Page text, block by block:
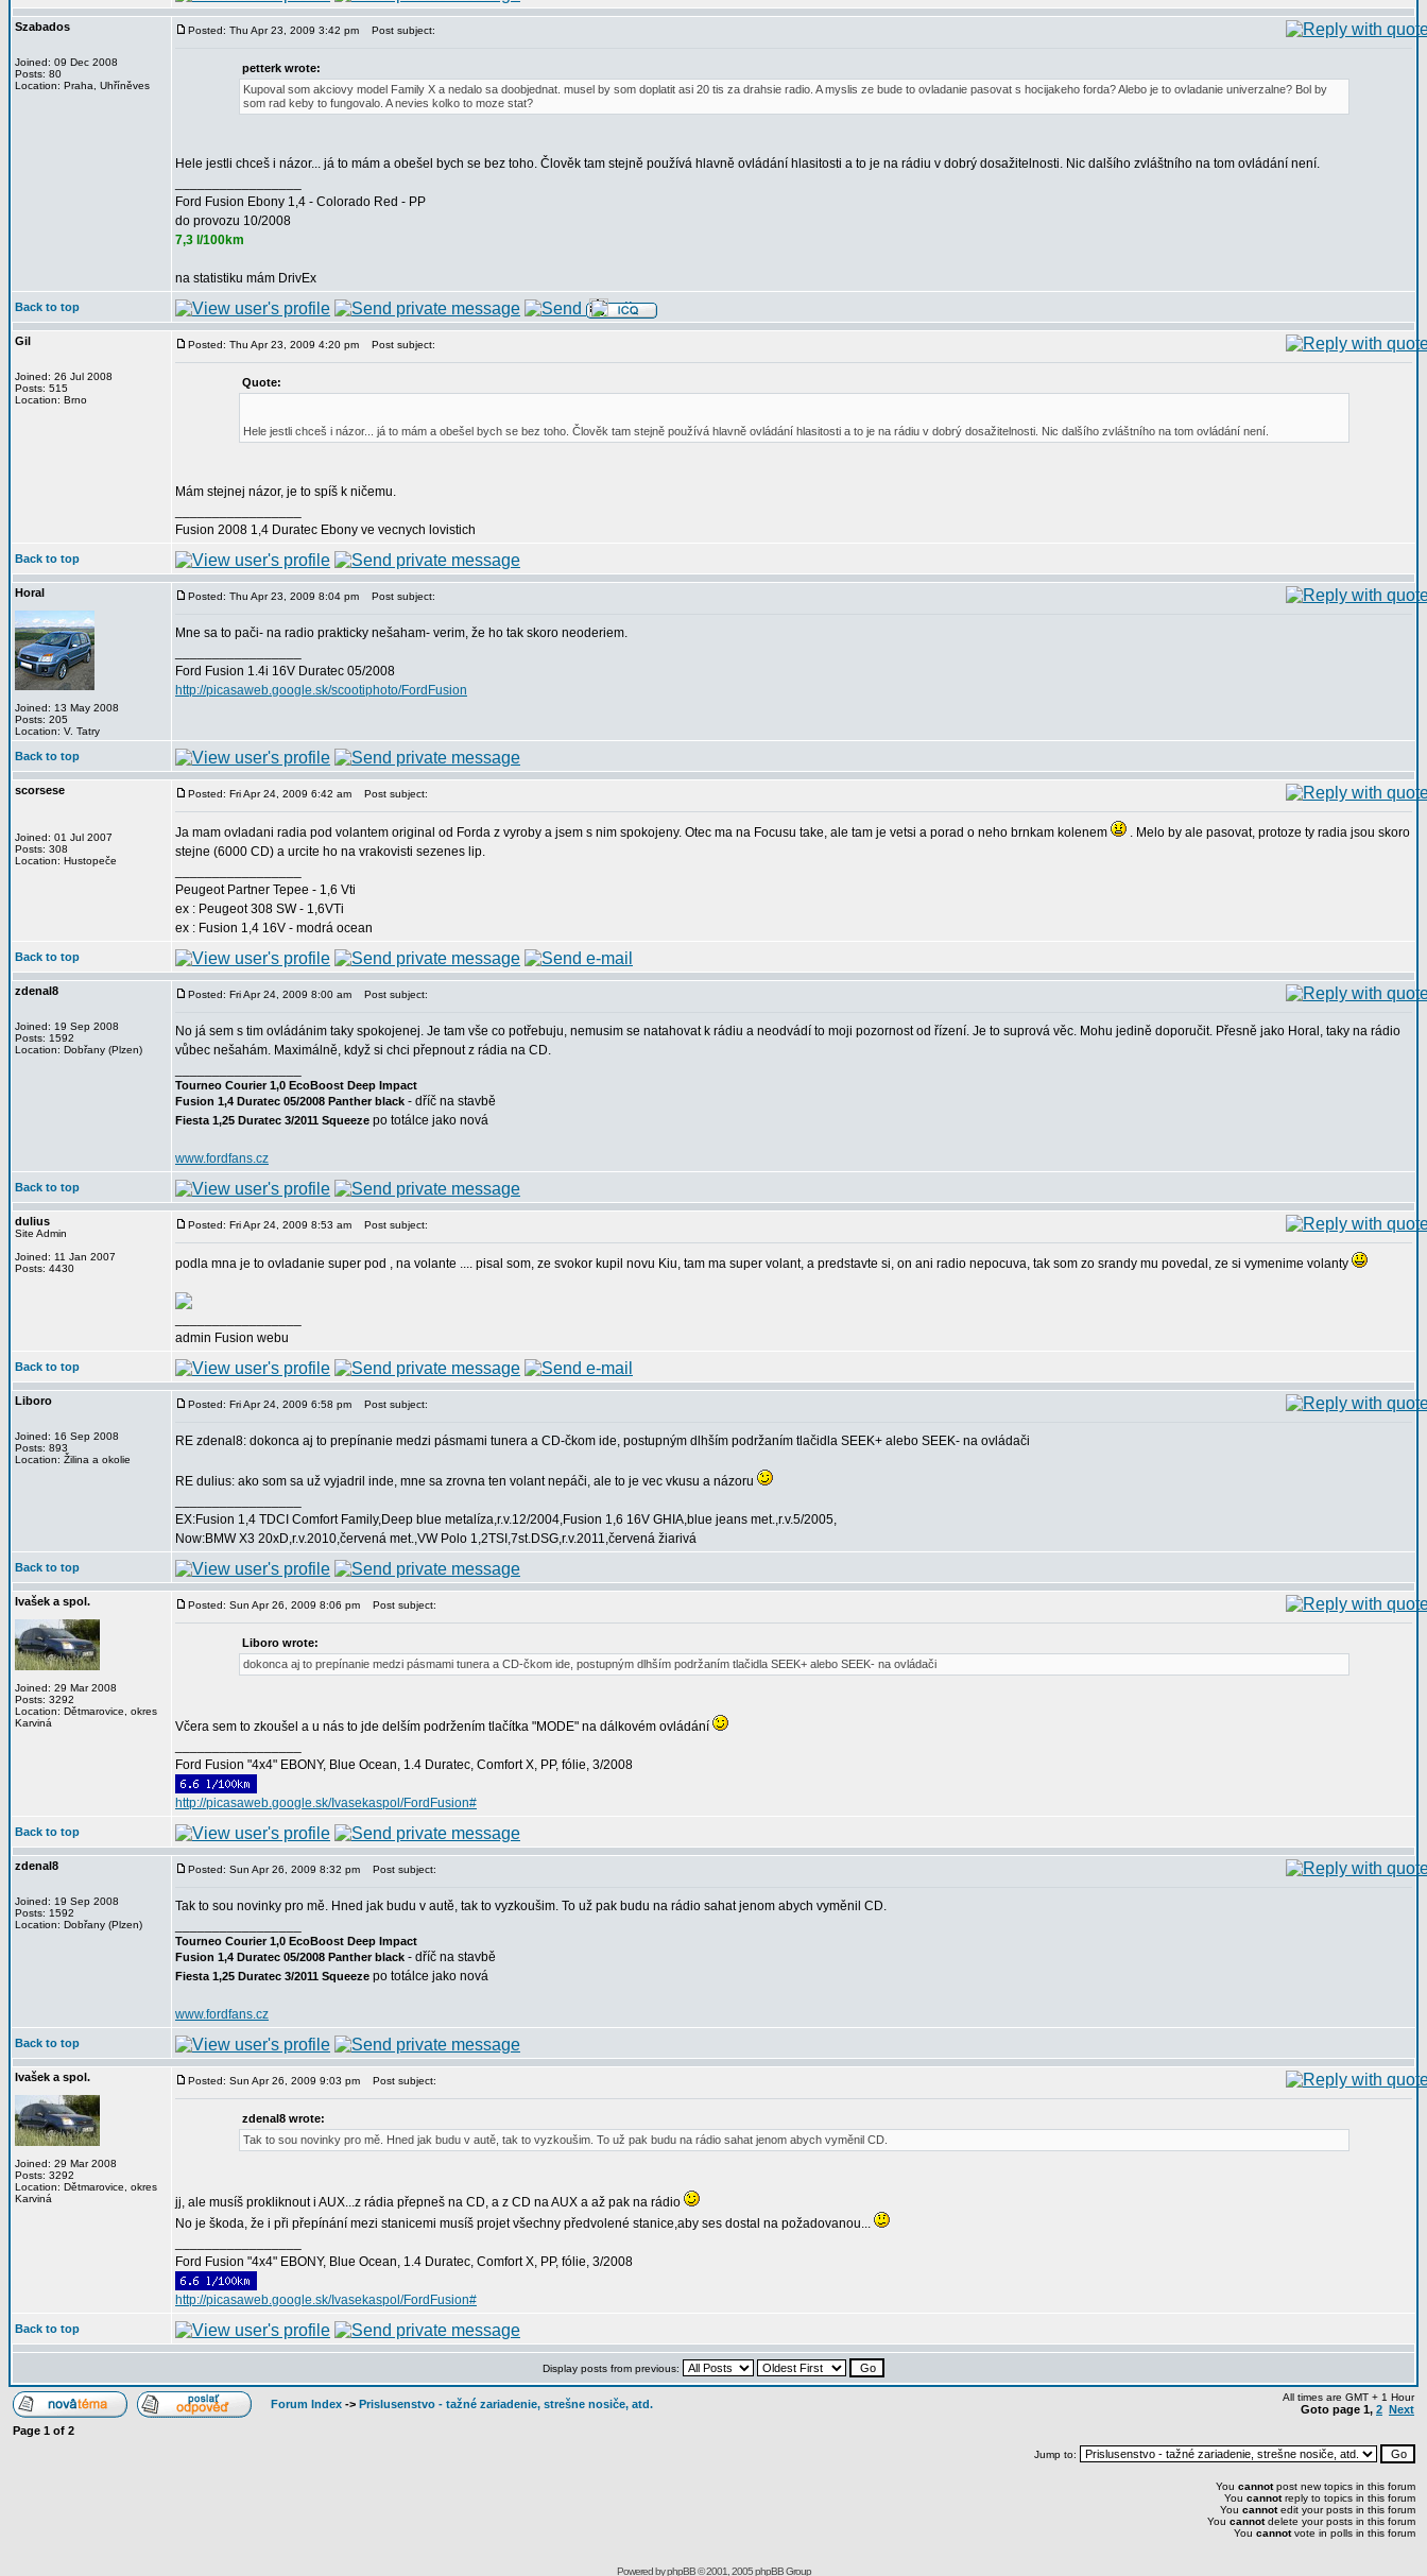
Szabados
Joined: 09 Dec 2008
Posts: 80
Location: Praha, Uhříněves
Posted: Thu Apr 23, 2009 3:42 pm Post subject:
petterk wrote:
Kupoval som akciovy model Family X a nedalo sa doobjednat. musel by som doplatit asi 20 tis za drahsie radio. A myslis ze bude to ovladanie pasovat s hocijakeho forda? Alebo je to ovladanie univerzalne? Bol by
som rad keby to fungovalo. A nevies kolko to moze stat?
Hele jestli chceš i názor... já to mám a obešel bych se bez toho. Člověk tam stejně používá hlavně ovládání hlasitosti a to je na rádiu v dobrý dosažitelnosti. Nic dalšího zvláštního na tom ovládání není.
Ford Fusion Ebony 1,4 - Colorado Red - PP
do provozu 10/2008
7,3 l/100km
na statistiku mám DrivEx
Back to top
Gil
Joined: 26 Jul 2008
Posts: 515
Location: Brno
Posted: Thu Apr 23, 2009 4:20 pm Post subject:
Quote:
Hele jestli chceš i názor... já to mám a obešel bych se bez toho. Člověk tam stejně používá hlavně ovládání hlasitosti a to je na rádiu v dobrý dosažitelnosti. Nic dalšího zvláštního na tom ovládání není.
Mám stejnej názor, je to spíš k ničemu.
Fusion 2008 1,4 Duratec Ebony ve vecnych lovistich
Back to top
Horal
Joined: 13 May 2008
Posts: 205
Location: V. Tatry
Posted: Thu Apr 23, 2009 8:04 pm Post subject:
Mne sa to pači- na radio prakticky nešaham- verim, že ho tak skoro neoderiem.
Ford Fusion 1.4i 16V Duratec 05/2008
http://picasaweb.google.sk/scootiphoto/FordFusion
Back to top
scorsese
Joined: 01 Jul 2007
Posts: 308
Location: Hustopeče
Posted: Fri Apr 24, 2009 6:42 am Post subject:
Ja mam ovladani radia pod volantem original od Forda z vyroby a jsem s nim spokojeny. Otec ma na Focusu take, ale tam je vetsi a porad o neho brnkam kolenem
. Melo by ale pasovat, protoze ty radia jsou skoro
stejne (6000 CD) a urcite ho na vrakovisti sezenes lip.
Peugeot Partner Tepee - 1,6 Vti
ex : Peugeot 308 SW - 1,6VTi
ex : Fusion 1,4 16V - modrá ocean
Back to top
zdenal8
Joined: 19 Sep 2008
Posts: 1592
Location: Dobřany (Plzen)
Posted: Fri Apr 24, 2009 8:00 am Post subject:
No já sem s tim ovládánim taky spokojenej. Je tam vše co potřebuju, nemusim se natahovat k rádiu a neodvádí to moji pozornost od řízení. Je to suprová věc. Mohu jedině doporučit. Přesně jako Horal, taky na rádio
vůbec nešahám. Maximálně, když si chci přepnout z rádia na CD.
Tourneo Courier 1,0 EcoBoost Deep Impact
Fusion 1,4 Duratec 05/2008 Panther black - dříč na stavbě
Fiesta 1,25 Duratec 3/2011 Squeeze po totálce jako nová
www.fordfans.cz
Back to top
dulius
Site Admin
Joined: 11 Jan 2007
Posts: 4430
Posted: Fri Apr 24, 2009 8:53 am Post subject:
podla mna je to ovladanie super pod , na volante .... pisal som, ze svokor kupil novu Kiu, tam ma super volant, a predstavte si, on ani radio nepocuva, tak som zo srandy mu povedal, ze si vymenime volanty
admin Fusion webu
Back to top
Liboro
Joined: 16 Sep 2008
Posts: 893
Location: Žilina a okolie
Posted: Fri Apr 24, 2009 6:58 pm Post subject:
RE zdenal8: dokonca aj to prepínanie medzi pásmami tunera a CD-čkom ide, postupným dlhším podržaním tlačidla SEEK+ alebo SEEK- na ovládači
RE dulius: ako som sa už vyjadril inde, mne sa zrovna ten volant nepáči, ale to je vec vkusu a názoru
EX:Fusion 1,4 TDCI Comfort Family,Deep blue metalíza,r.v.12/2004,Fusion 1,6 16V GHIA,blue jeans met.,r.v.5/2005,
Now:BMW X3 20xD,r.v.2010,červená met.,VW Polo 1,2TSI,7st.DSG,r.v.2011,červená žiarivá
Back to top
Ivašek a spol.
Joined: 29 Mar 2008
Posts: 3292
Location: Dětmarovice, okres
Karviná
Posted: Sun Apr 26, 2009 8:06 pm Post subject:
Liboro wrote:
dokonca aj to prepínanie medzi pásmami tunera a CD-čkom ide, postupným dlhším podržaním tlačidla SEEK+ alebo SEEK- na ovládači
Včera sem to zkoušel a u nás to jde delším podržením tlačítka "MODE" na dálkovém ovládání
Ford Fusion "4x4" EBONY, Blue Ocean, 1.4 Duratec, Comfort X, PP, fólie, 3/2008
http://picasaweb.google.sk/Ivasekaspol/FordFusion#
Back to top
zdenal8
Joined: 19 Sep 2008
Posts: 1592
Location: Dobřany (Plzen)
Posted: Sun Apr 26, 2009 8:32 pm Post subject:
Tak to sou novinky pro mě. Hned jak budu v autě, tak to vyzkoušim. To už pak budu na rádio sahat jenom abych vyměnil CD.
Tourneo Courier 1,0 EcoBoost Deep Impact
Fusion 1,4 Duratec 05/2008 Panther black - dříč na stavbě
Fiesta 1,25 Duratec 3/2011 Squeeze po totálce jako nová
www.fordfans.cz
Back to top
Ivašek a spol.
Joined: 29 Mar 2008
Posts: 3292
Location: Dětmarovice, okres
Karviná
Posted: Sun Apr 26, 2009 9:03 pm Post subject:
zdenal8 wrote:
Tak to sou novinky pro mě. Hned jak budu v autě, tak to vyzkoušim. To už pak budu na rádio sahat jenom abych vyměnil CD.
jj, ale musíš prokliknout i AUX...z rádia přepneš na CD, a z CD na AUX a až pak na rádio
No je škoda, že i při přepínání mezi stanicemi musíš projet všechny předvolené stanice,aby ses dostal na požadovanou...
Ford Fusion "4x4" EBONY, Blue Ocean, 1.4 Duratec, Comfort X, PP, fólie, 3/2008
http://picasaweb.google.sk/Ivasekaspol/FordFusion#
Back to top
Display posts from previous:
Forum Index -> Prislusenstvo - tažné zariadenie, strešne nosiče, atd.
All times are GMT + 1 Hour
Goto page 1, 2 Next
Page 1 of 2
Jump to:
You cannotpost new topics in this forum
You cannotreply to topics in this forum
You cannotedit your posts in this forum
You cannotdelete your posts in this forum
You cannotvote in polls in this forum
Powered byphpBB© 2001, 2005 phpBB Group